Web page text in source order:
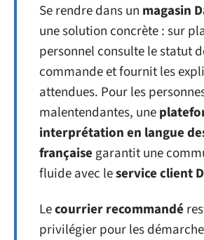
Se rendre dans un magasin
une solution concrète : sur
personnel consulte le statut
commande et fournit les
attendues. Pour les
malentendantes, une
interprétation en langue
française garantit une
fluide avec leservice client
Lecourrier recommandé
privilégier pour les